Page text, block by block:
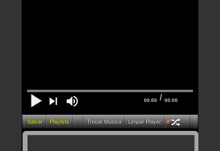
00:00 / 00:00
Salvar Playlists Trocar Música Limpar Player